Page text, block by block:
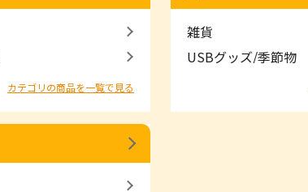
カテゴリの商品を一覧で見る
雑貨
USBグッズ/季節物